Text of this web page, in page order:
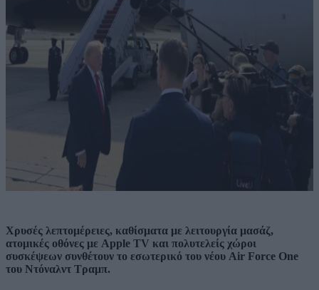
Χρυσές λεπτομέρειες, καθίσματα με λειτουργία μασάζ,
ατομικές οθόνες με Apple TV και πολυτελείς χώροι
συσκέψεων συνθέτουν το εσωτερικό του νέου Air Force One
του Ντόναλντ Τραμπ.